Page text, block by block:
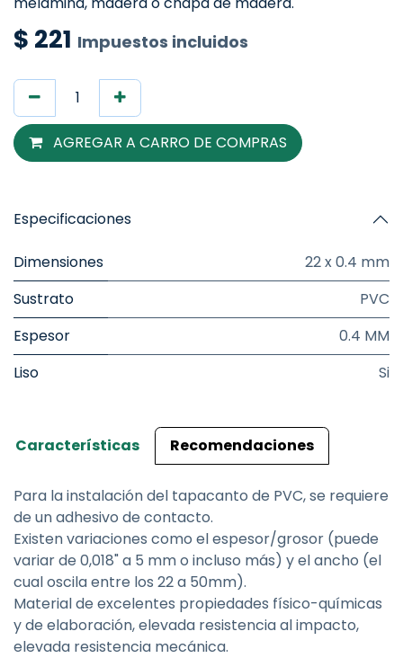
$ 221 Impuestos incluidos
AGREGAR A CARRO DE COMPRAS
Especificaciones
Dimensiones
22 x 0.4 mm
Sustrato
PVC
Espesor
0.4 MM
Liso
Si
Características Recomendaciones
Para la instalación del tapacanto de PVC, se requiere
de un adhesivo de contacto.
Existen variaciones como el espesor/grosor (puede
variar de 0,018" a 5 mm o incluso más) y el ancho (el
cual oscila entre los 22 a 50mm).
Material de excelentes propiedades físico-químicas
y de elaboración, elevada resistencia al impacto,
elevada resistencia mecánica.